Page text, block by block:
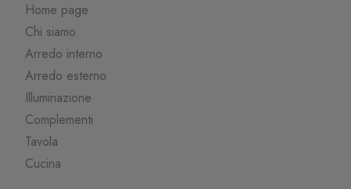
Home page
Chi siamo
Arredo interno
Arredo esterno
Illuminazione
Complementi
Tavola
Cucina